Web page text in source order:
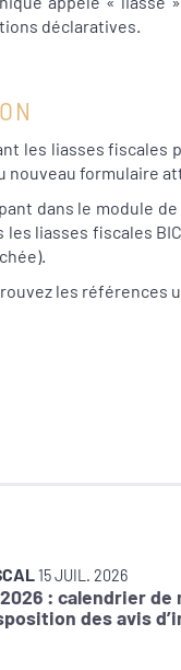
déclaratives.
les liasses fiscales
formulaire
dans le module
liasses fiscales
les références
15 JUIL. 2026
: calendrier de
des avis